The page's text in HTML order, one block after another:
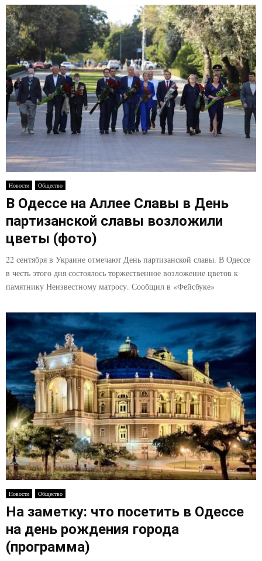
Новости Общество
В Одессе на Аллее Славы в День
партизанской славы возложили
цветы (фото)
22 сентября в Украине отмечают День партизанской славы. В Одессе
в честь этого дня состоялось торжественное возложение цветов к
памятнику Неизвестному матросу. Сообщил в «Фейсбуке»
Новости Общество
На заметку: что посетить в Одессе
на день рождения города
(программа)